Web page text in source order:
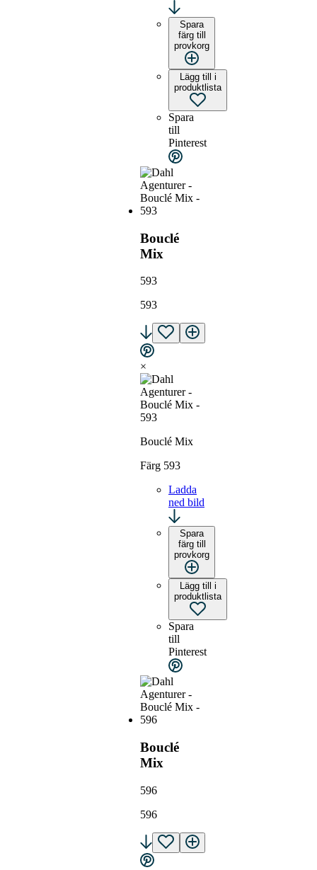
Spara
färg till
provkorg
Lägg till i
produktlista
Spara
till
Pinterest
Bouclé
Mix
593
593
×
Bouclé Mix
Färg 593
Ladda
ned bild
Spara
färg till
provkorg
Lägg till i
produktlista
Spara
till
Pinterest
Bouclé
Mix
596
596